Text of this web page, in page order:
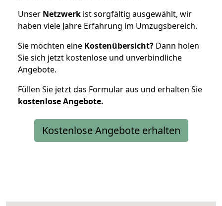
Unser Netzwerk ist sorgfältig ausgewählt, wir
haben viele Jahre Erfahrung im Umzugsbereich.
Sie möchten eine Kostenübersicht? Dann holen
Sie sich jetzt kostenlose und unverbindliche
Angebote.
Füllen Sie jetzt das Formular aus und erhalten Sie
kostenloseAngebote.
Kostenlose Angebote erhalten